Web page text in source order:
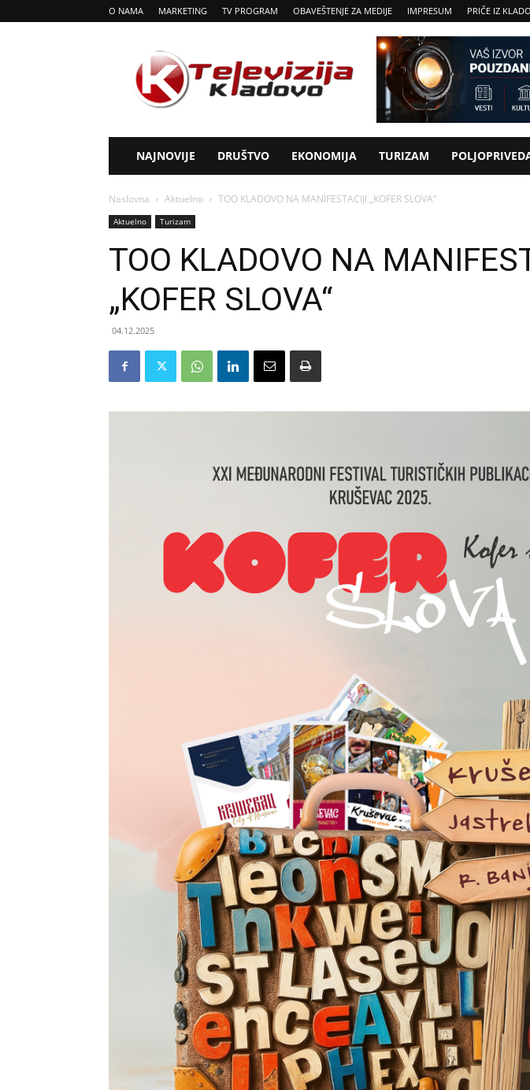
O NAMA MARKETING TV PROGRAM OBAVEŠTENJE ZA MEDIJE IMPRESUM PRIČE IZ
Tv
Kladovo
NAJNOVIJE DRUŠTVO EKONOMIJA TURIZAM
Naslovna Aktuelno TOO KLADOVO NA MANIFESTACIJI „KOFER SLOVA“
Aktuelno Turizam
TOO KLADOVO NA
„KOFER SLOVA“
04.12.2025